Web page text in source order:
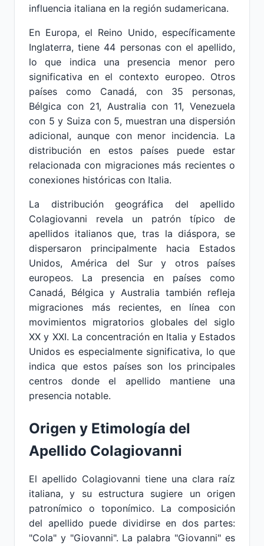
influencia italiana en la región sudamericana.
En Europa, el Reino Unido, específicamente
Inglaterra, tiene 44 personas con el apellido,
lo que indica una presencia menor pero
significativa en el contexto europeo. Otros
países como Canadá, con 35 personas,
Bélgica con 21, Australia con 11, Venezuela
con 5 y Suiza con 5, muestran una dispersión
adicional, aunque con menor incidencia. La
distribución en estos países puede estar
relacionada con migraciones más recientes o
conexiones históricas con Italia.
La distribución geográfica del apellido
Colagiovanni revela un patrón típico de
apellidos italianos que, tras la diáspora, se
dispersaron principalmente hacia Estados
Unidos, América del Sur y otros países
europeos. La presencia en países como
Canadá, Bélgica y Australia también refleja
migraciones más recientes, en línea con
movimientos migratorios globales del siglo
XX y XXI. La concentración en Italia y Estados
Unidos es especialmente significativa, lo que
indica que estos países son los principales
centros donde el apellido mantiene una
presencia notable.
Origen y Etimología del
Apellido Colagiovanni
El apellido Colagiovanni tiene una clara raíz
italiana, y su estructura sugiere un origen
patronímico o toponímico. La composición
del apellido puede dividirse en dos partes:
"Cola" y "Giovanni". La palabra "Giovanni" es